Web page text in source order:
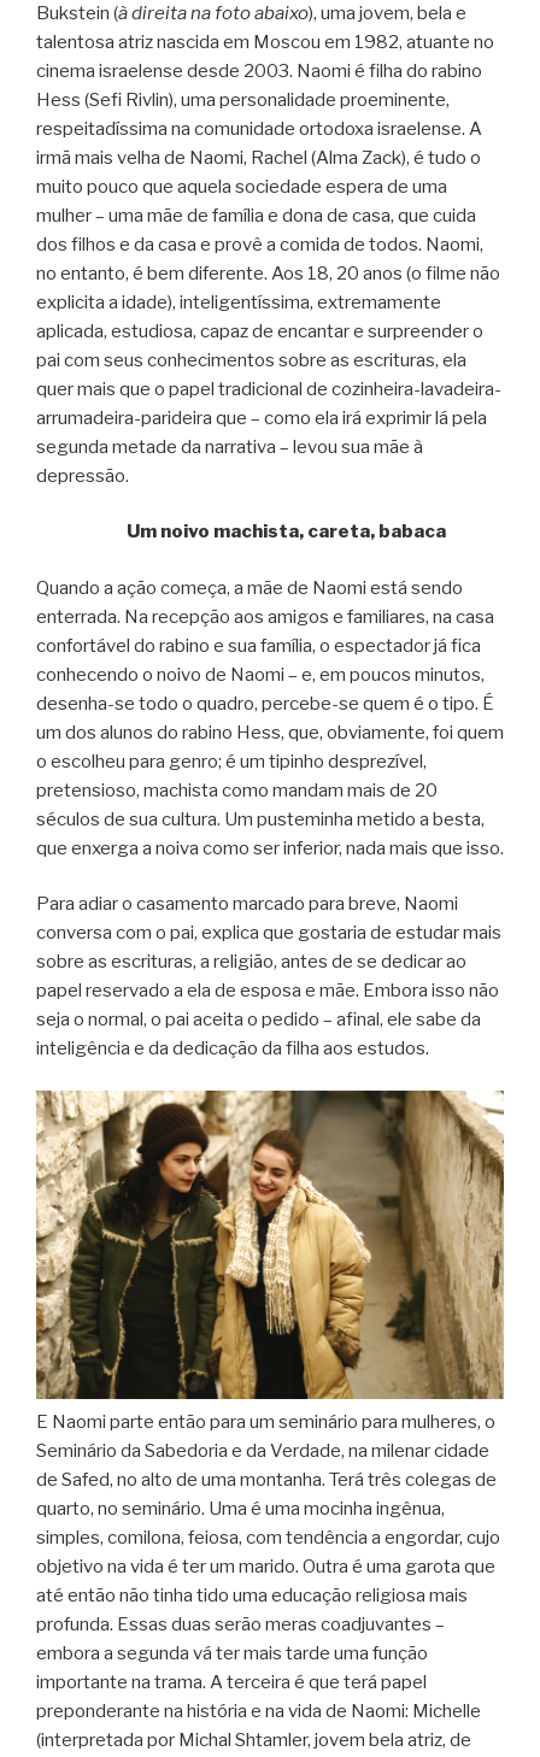
Bukstein (à direita na foto abaixo), uma jovem, bela e
talentosa atriz nascida em Moscou em 1982, atuante no
cinema israelense desde 2003. Naomi é filha do rabino
Hess (Sefi Rivlin), uma personalidade proeminente,
respeitadíssima na comunidade ortodoxa israelense. A
irmã mais velha de Naomi, Rachel (Alma Zack), é tudo o
muito pouco que aquela sociedade espera de uma
mulher – uma mãe de família e dona de casa, que cuida
dos filhos e da casa e provê a comida de todos. Naomi,
no entanto, é bem diferente. Aos 18, 20 anos (o filme não
explicita a idade), inteligentíssima, extremamente
aplicada, estudiosa, capaz de encantar e surpreender o
pai com seus conhecimentos sobre as escrituras, ela
quer mais que o papel tradicional de cozinheira-lavadeira-
arrumadeira-parideira que – como ela irá exprimir lá pela
segunda metade da narrativa – levou sua mãe à
depressão.
Um noivo machista, careta, babaca
Quando a ação começa, a mãe de Naomi está sendo
enterrada. Na recepção aos amigos e familiares, na casa
confortável do rabino e sua família, o espectador já fica
conhecendo o noivo de Naomi – e, em poucos minutos,
desenha-se todo o quadro, percebe-se quem é o tipo. É
um dos alunos do rabino Hess, que, obviamente, foi quem
o escolheu para genro; é um tipinho desprezível,
pretensioso, machista como mandam mais de 20
séculos de sua cultura. Um pusteminha metido a besta,
que enxerga a noiva como ser inferior, nada mais que isso.
Para adiar o casamento marcado para breve, Naomi
conversa com o pai, explica que gostaria de estudar mais
sobre as escrituras, a religião, antes de se dedicar ao
papel reservado a ela de esposa e mãe. Embora isso não
seja o normal, o pai aceita o pedido – afinal, ele sabe da
inteligência e da dedicação da filha aos estudos.
E Naomi parte então para um seminário para mulheres, o
Seminário da Sabedoria e da Verdade, na milenar cidade
de Safed, no alto de uma montanha. Terá três colegas de
quarto, no seminário. Uma é uma mocinha ingênua,
simples, comilona, feiosa, com tendência a engordar, cujo
objetivo na vida é ter um marido. Outra é uma garota que
até então não tinha tido uma educação religiosa mais
profunda. Essas duas serão meras coadjuvantes –
embora a segunda vá ter mais tarde uma função
importante na trama. A terceira é que terá papel
preponderante na história e na vida de Naomi: Michelle
(interpretada por Michal Shtamler, jovem bela atriz, de